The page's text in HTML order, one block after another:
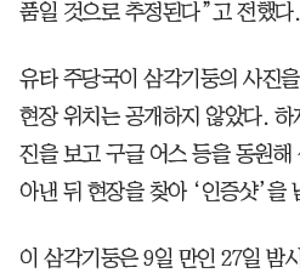
품일 것으로 추정된다”고 전했다.
유타 주당국이 삼각기둥의 사진
현장 위치는 공개하지 않았다.
진을 보고 구글 어스 등을 동원
아낸 뒤 현장을 찾아 ‘인증샷’을
이 삼각기둥은 9일 만인 27일 밤